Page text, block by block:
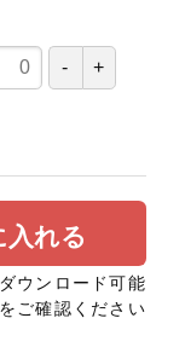
入れる
ウンロード可能
ご確認ください